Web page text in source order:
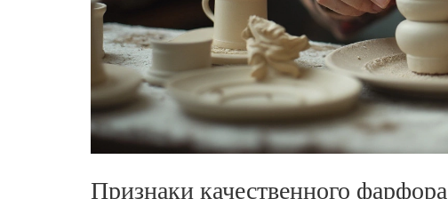
Признаки качественного фарфора